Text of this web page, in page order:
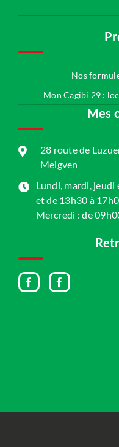
Nos
Mon Cagibi 29 :
Mes
28 route de
Melgven
Lundi, mardi, jeudi
et de 13h30 à
Mercredi : de